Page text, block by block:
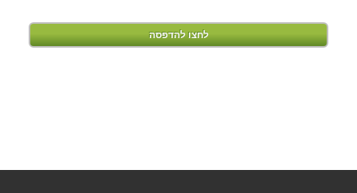
לחצו להדפסה